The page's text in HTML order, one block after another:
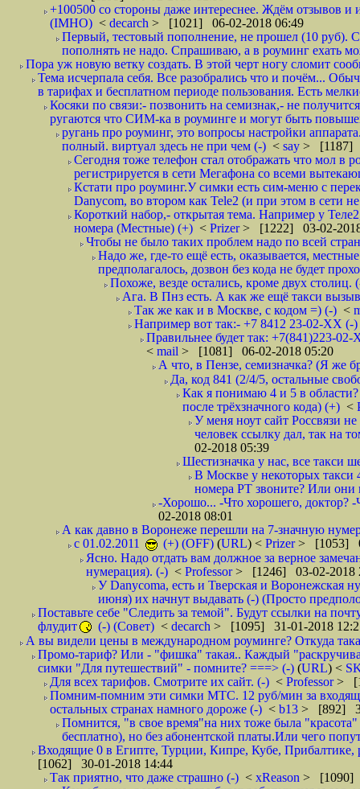
+100500 со стороны даже интереснее. Ждём отзывов и
(IMHO) < decarch > [1021] 06-02-2018 06:49
Первый, тестовый пополнение, не прошел (10 руб).
пополнять не надо. Спрашиваю, а в роуминг ехать
Пора уж новую ветку создать. В этой черт ногу сломит
Тема исчерпала себя. Все разобрались что и почём...
в тарифах и бесплатном периоде пользования. Есть
Косяки по связи:- позвонить на семизнак,- не
ругаются что СИМ-ка в роуминге и могут быть
ругань про роуминг, это вопросы настройки
полный. виртуал здесь не при чем (-) < say > [1187]
Сегодня тоже телефон стал отображать что мол в
регистрируется в сети Мегафона со всеми
Кстати про роуминг.У симки есть сим-меню с
Danycom, во втором как Tele2 (и при этом в сети
Короткий набор,- открытая тема. Например у
номера (Местные) (+) < Prizer> [1222] 03-02-
Чтобы не было таких проблем надо по всей
Надо же, где-то ещё есть, оказывается,
предполагалось, дозвон без кода не будет
Похоже, везде остались, кроме двух
Ага. В Пнз есть. А как же ещё такси
Так же как и в Москве, с кодом =) (-) <
Например вот так:- +7 8412 23-02-ХХ (-
Правильнее будет так: +7(841)223-
< mail > [1081] 06-02-2018 05:20
А что, в Пензе, семизначка? (Я же
Да, код 841 (2/4/5, остальные
Как я понимаю 4 и 5 в
после трёхзначного кода) (+) <
У меня ноут сайт Россвязи
человек ссылку дал, так на
02-2018 05:39
Шестизначка у нас, все такси
В Москве у некоторых такси
номера РТ звоните? Или они
-Хорошо... -Что хорошего, доктор?
02-2018 08:01
А как давно в Воронеже перешли на 7-значную
с 01.02.2011
(+) (OFF) (URL) < Prizer> [1053]
Ясно. Надо отдать вам должное за верное
нумерация). (-) < Professor> [1246] 03-02-2018
У Danycoma, есть и Тверская и Воронежская
июня) их начнут выдавать (-) (Просто
Поставьте себе "Следить за темой". Будут ссылки на
флудит
(-) (Совет) < decarch > [1095] 31-01-2018
А вы видели цены в международном роуминге? Откуда
Промо-тариф? Или - "фишка" такая.. Каждый
симки "Для путешествий" - помните? ===> (-) (URL) <
Для всех тарифов. Смотрите их сайт. (-) < Professor>
Помним-помним эти симки МТС. 12 руб/мин за
остальных странах намного дороже (-) < b13 > [892]
Помнится, "в свое время"на них тоже была
бесплатно), но без абонентской платы.Или чего
Входящие 0 в Египте, Турции, Кипре, Кубе,
[1062] 30-01-2018 14:44
Так приятно, что даже страшно (-) < xReason > [1090]